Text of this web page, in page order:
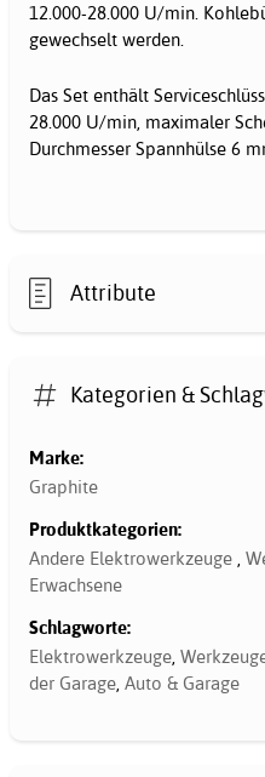
12.000-28.000 U/min.
gewechselt werden.
Das Set enthält
28.000 U/min, maximaler
Durchmesser Spannhülse 6
Attribute
Kategorien &
Marke:
Graphite
Produktkategorien:
Andere Elektrowerkzeuge ,
Erwachsene
Schlagworte:
Elektrowerkzeuge,
der Garage, Auto & Garage